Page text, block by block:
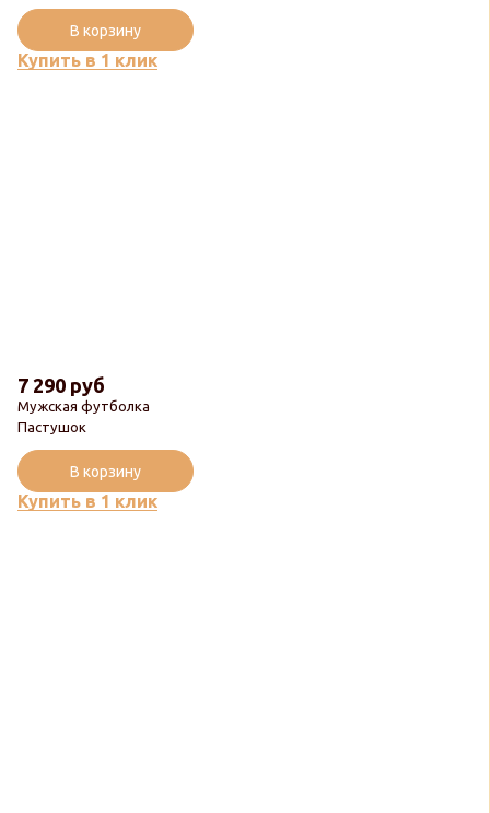
Купить в 1 клик
В корзину
Мужская футболка
Пастушок
7 290 руб
Купить в 1 клик
В корзину